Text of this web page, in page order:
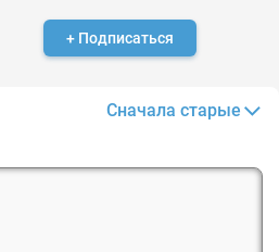
+ Подписаться
Сначала старые